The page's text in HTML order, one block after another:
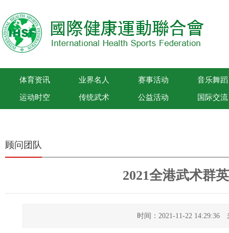
体育资讯 业界名人 赛事活动 音乐舞蹈
运动时空 传统武术 公益活动 国际交流
顾问团队
2021全港武术群
时间：2021-11-22